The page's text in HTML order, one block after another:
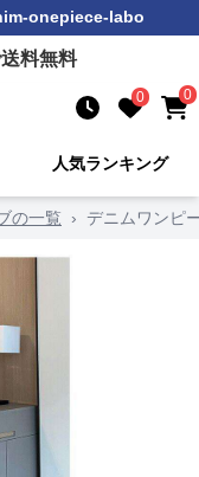
onepiece-labo
料無料
0 0
人気ランキング
の一覧 › デニムワンピ